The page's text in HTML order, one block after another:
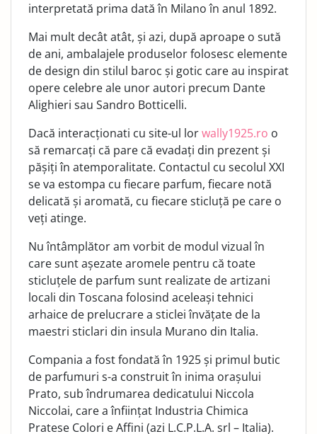
interpretată prima dată în Milano în anul 1892.
Mai mult decât atât, și azi, după aproape o sută
de ani, ambalajele produselor folosesc elemente
de design din stilul baroc și gotic care au inspirat
opere celebre ale unor autori precum Dante
Alighieri sau Sandro Botticelli.
Dacă interacționati cu site-ul lorwally1925.ro o
să remarcați că pare că evadați din prezent și
pășiți în atemporalitate. Contactul cu secolul XXI
se va estompa cu fiecare parfum, fiecare notă
delicată și aromată, cu fiecare sticluță pe care o
veți atinge.
Nu întâmplător am vorbit de modul vizual în
care sunt așezate aromele pentru că toate
sticluțele de parfum sunt realizate de artizani
locali din Toscana folosind aceleași tehnici
arhaice de prelucrare a sticlei învățate de la
maestri sticlari din insula Murano din Italia.
Compania a fost fondată în 1925 și primul butic
de parfumuri s-a construit în inima orașului
Prato, sub îndrumarea dedicatului Niccola
Niccolai, care a înființat Industria Chimica
Pratese Colori e Affini (azi L.C.P.L.A. srl – Italia).